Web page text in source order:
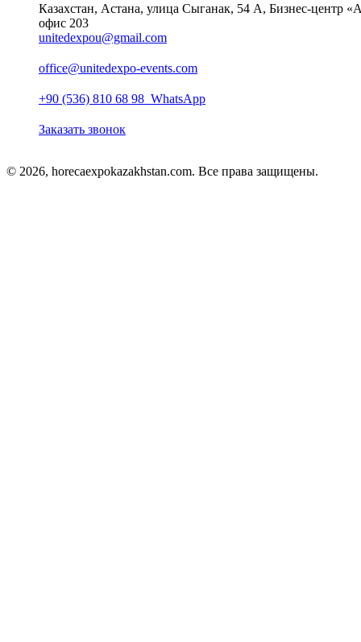
Казахстан, Астана, улица Сыганак, 54 А, Бизнес-центр
офис 203
unitedexpou@gmail.com
office@unitedexpo-events.com
+90 (536) 810 68 98 WhatsApp
Заказать звонок
© 2026, horecaexpokazakhstan.com. Все права защищены.